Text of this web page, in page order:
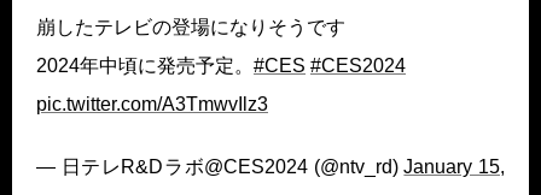
崩したテレビの登場になりそうです
2024年中頃に発売予定。 #CES #CES2024
pic.twitter.com/A3TmwvIlz3
— 日テレR&Dラボ@CES2024 (@ntv_rd)January 15,